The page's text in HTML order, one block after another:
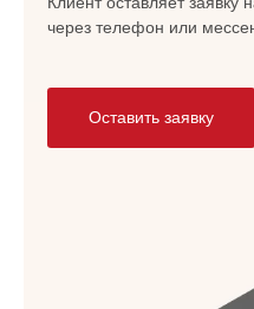
через телефон или
Оставить заявку